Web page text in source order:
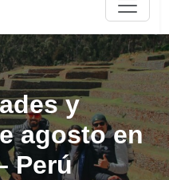
y
agosto en
Perú